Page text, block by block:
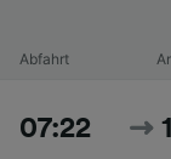
Abfahrt
07:22